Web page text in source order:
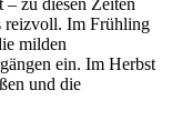
zu diesen Zeiten
reizvoll. Im Frühling
milden
ein. Im Herbst
und die